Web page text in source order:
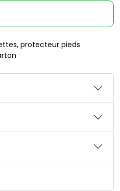
protecteur pieds